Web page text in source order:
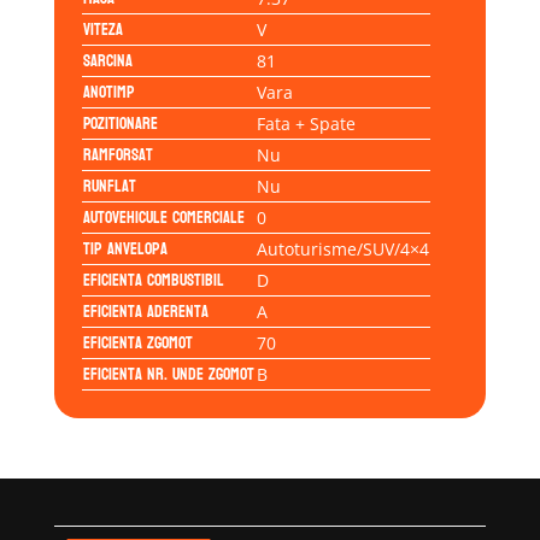
Viteza V
Sarcina 81
Anotimp Vara
Pozitionare Fata + Spate
Ramforsat Nu
Runflat Nu
Autovehicule comerciale 0
Tip anvelopa Autoturisme/SUV/4×4
Eficienta Combustibil D
Eficienta Aderenta A
Eficienta Zgomot 70
Eficienta Nr. Unde ZgomotB